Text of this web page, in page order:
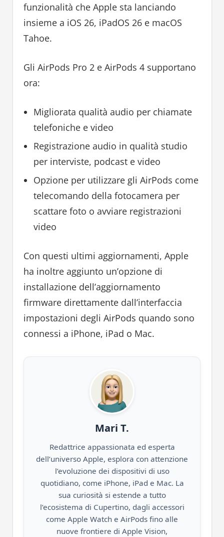
funzionalità che Apple sta lanciando
insieme a iOS 26, iPadOS 26 e macOS
Tahoe.
Gli AirPods Pro 2 e AirPods 4 supportano
ora:
Migliorata qualità audio per chiamate
telefoniche e video
Registrazione audio in qualità studio
per interviste, podcast e video
Opzione per utilizzare gli AirPods come
telecomando della fotocamera per
scattare foto o avviare registrazioni
video
Con questi ultimi aggiornamenti, Apple
ha inoltre aggiunto un’opzione di
installazione dell’aggiornamento
firmware direttamente dall’interfaccia
impostazioni degli AirPods quando sono
connessi a iPhone, iPad o Mac.
Mari T.
Redattrice appassionata ed esperta
dell’universo Apple, esplora con attenzione
l’evoluzione dei dispositivi di uso
quotidiano, come iPhone, iPad e Mac. La
sua curiosità si estende a tutto
l’ecosistema di Cupertino, dagli accessori
come Apple Watch e AirPods fino alle
nuove frontiere di Apple Vision,